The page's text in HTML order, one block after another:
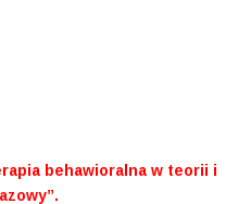
behawioralna w teorii i